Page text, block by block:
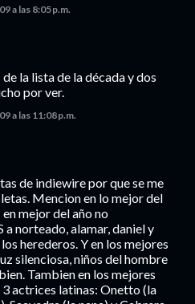
a las 8:05 p.m.
la lista de la década y dos
por ver.
a las 11:08 p.m.
de indiewire por que se me
Mencion en lo mejor del
mejor del año no
norteado, alamar, daniel y
herederos. Y en los mejores
silenciosa, niños del hombre
Tambien en los mejores
actrices latinas: Onetto (la